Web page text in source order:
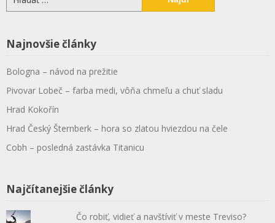
Najnovšie články
Bologna – návod na prežitie
Pivovar Lobeč – farba medi, vôňa chmeľu a chuť sladu
Hrad Kokořín
Hrad Český Šternberk – hora so zlatou hviezdou na čele
Cobh – posledná zastávka Titanicu
Najčítanejšie články
Čo robiť, vidieť a navštíviť v meste Treviso?